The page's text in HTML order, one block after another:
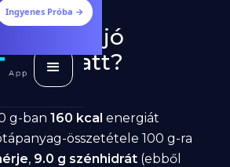
Ingyenes Próba →
jó
alatt?
g-ban160 kcal energiát
összetétele 100 g-ra
, 9.0 g szénhidrát (ebből